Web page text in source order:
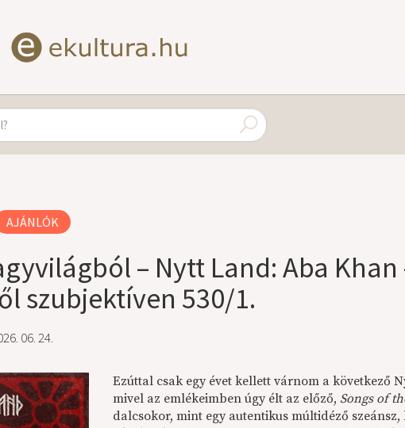
AJÁNLÓK
– Nytt Land: Aba Khan
szubjektíven 530/1.
06. 24.
Ezúttal csak egy évet kellett várnom a következő
mivel az emlékeimben úgy élt az előző, Songs of
dalcsokor, mint egy autentikus múltidéző